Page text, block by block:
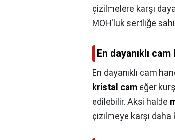
çizilmelere karşı
MOH'luk sertliğe
En dayanıklı
En dayanıklı cam
kristal cam eğer
edilebilir. Aksi halde
çizilmeye karşı daha